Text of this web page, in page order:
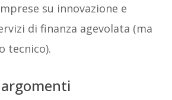
su innovazione e
di finanza agevolata (ma
tecnico).